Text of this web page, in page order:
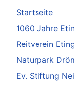
Startseite
1060 Jahre
Reitverein
Naturpark
Ev. Stiftung